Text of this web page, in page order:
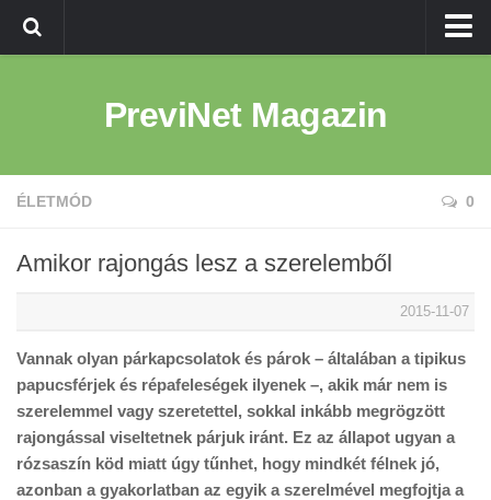
Életmód
PreviNet Magazin
ÉLETMÓD 0
Amikor rajongás lesz a szerelemből
2015-11-07
Vannak olyan párkapcsolatok és párok – általában a tipikus
papucsférjek és répafeleségek ilyenek –, akik már nem is
szerelemmel vagy szeretettel, sokkal inkább megrögzött
rajongással viseltetnek párjuk iránt. Ez az állapot ugyan a
rózsaszín köd miatt úgy tűnhet, hogy mindkét félnek jó,
azonban a gyakorlatban az egyik a szerelmével megfojtja a